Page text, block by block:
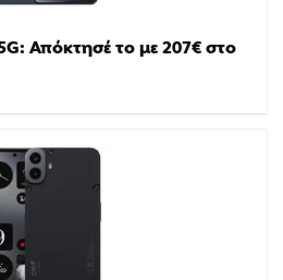
Απόκτησέ το με 207€ στο